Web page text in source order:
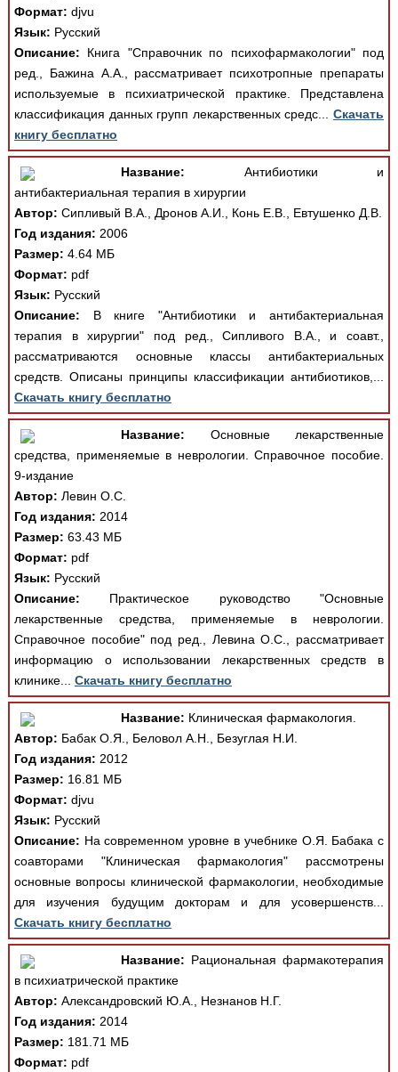
Формат: djvu
Язык: Русский
Описание: Книга "Справочник по психофармакологии" под
ред., Бажина А.А., рассматривает психотропные препараты
используемые в психиатрической практике. Представлена
классификация данных групп лекарственных средс...Скачать
книгу бесплатно
Название: Антибиотики и
антибактериальная терапия в хирургии
Автор: Сипливый В.А., Дронов А.И., Конь Е.В., Евтушенко Д.В.
Год издания: 2006
Размер: 4.64 МБ
Формат: pdf
Язык: Русский
Описание: В книге "Антибиотики и антибактериальная
терапия в хирургии" под ред., Сипливого В.А., и соавт.,
рассматриваются основные классы антибактериальных
средств. Описаны принципы классификации антибиотиков,...
Скачать книгу бесплатно
Название: Основные лекарственные
средства, применяемые в неврологии. Справочное пособие.
9-издание
Автор: Левин О.С.
Год издания: 2014
Размер: 63.43 МБ
Формат: pdf
Язык: Русский
Описание: Практическое руководство "Основные
лекарственные средства, применяемые в неврологии.
Справочное пособие" под ред., Левина О.С., рассматривает
информацию о использовании лекарственных средств в
клинике... Скачать книгу бесплатно
Название: Клиническая фармакология.
Автор: Бабак О.Я., Беловол А.Н., Безуглая Н.И.
Год издания: 2012
Размер: 16.81 МБ
Формат: djvu
Язык: Русский
Описание: На современном уровне в учебнике О.Я. Бабака с
соавторами "Клиническая фармакология" рассмотрены
основные вопросы клинической фармакологии, необходимые
для изучения будущим докторам и для усовершенств...
Скачать книгу бесплатно
Название: Рациональная фармакотерапия
в психиатрической практике
Автор: Александровский Ю.А., Незнанов Н.Г.
Год издания: 2014
Размер: 181.71 МБ
Формат: pdf